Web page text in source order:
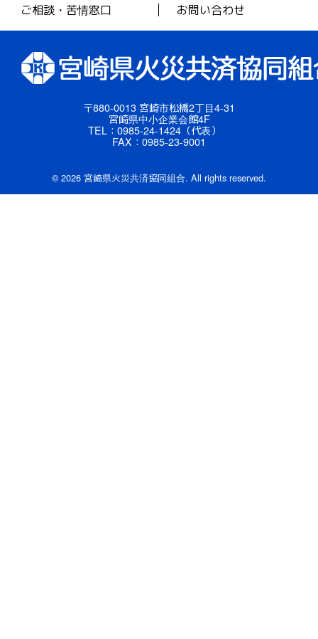
ご相談・苦情窓口
お問い合わせ
〒880-0013 宮崎市松橋2丁目4-31
宮崎県中小企業会館4F
TEL：0985-24-1424（代表）
FAX：0985-23-9001
© 2026 宮崎県火災共済協同組合. All rights reserved.